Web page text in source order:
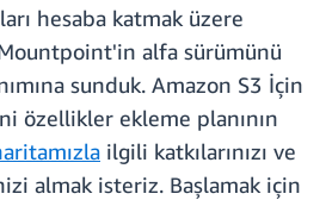
hesaba katmak üzere
alfa sürümünü
sunduk. Amazon S3 İçin
özellikler ekleme planının
ilgili katkılarınızı ve
almak isteriz. Başlamak için